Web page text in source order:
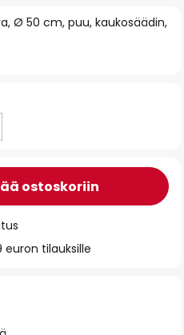
Ø 50 cm, puu, kaukosäädin,
ostoskoriin
tilauksille